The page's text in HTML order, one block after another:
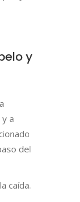
y
a
del
caída.